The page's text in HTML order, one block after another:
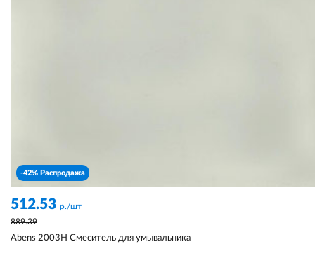
-42% Распродажа
512.53 р./шт
889.39
Abens 2003H Смеситель для умывальника